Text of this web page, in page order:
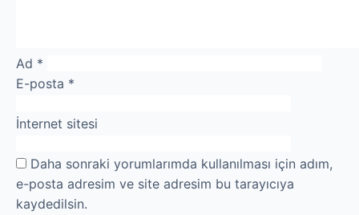
Ad *
E-posta *
İnternet sitesi
Daha sonraki yorumlarımda kullanılması için adım,
e-posta adresim ve site adresim bu tarayıcıya
kaydedilsin.